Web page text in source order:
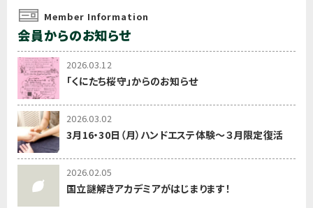
Member Information
会員からのお知らせ
2026.03.12
「くにたち桜守」からのお知らせ
2026.03.02
3月16・30日（月）ハンドエステ体験～３月限定復活
2026.02.05
国立謎解きアカデミアがはじまります！